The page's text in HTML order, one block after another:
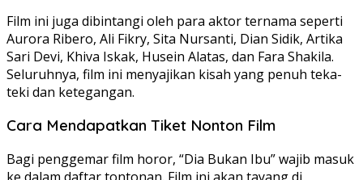
Film ini juga dibintangi oleh para aktor ternama seperti
Aurora Ribero, Ali Fikry, Sita Nursanti, Dian Sidik, Artika
Sari Devi, Khiva Iskak, Husein Alatas, dan Fara Shakila.
Seluruhnya, film ini menyajikan kisah yang penuh teka-
teki dan ketegangan.
Cara Mendapatkan Tiket Nonton Film
Bagi penggemar film horor, “Dia Bukan Ibu” wajib masuk